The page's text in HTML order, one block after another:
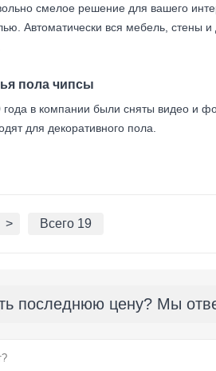
смелое решение для вашего
Автоматически вся мебель, стены
пола чипсы
в компании были сняты видео и
для декоративного пола.
> Всего 19
последнюю цену? Мы